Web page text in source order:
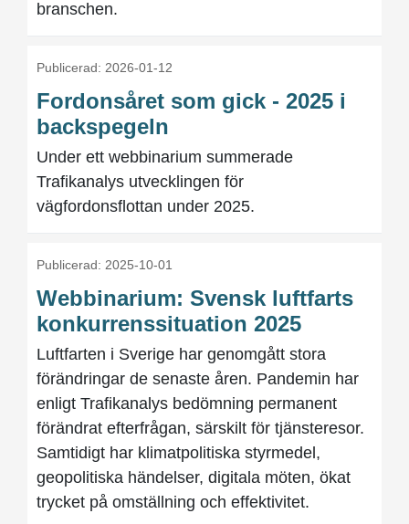
branschen.
Publicerad: 2026-01-12
Fordonsåret som gick - 2025 i
backspegeln
Under ett webbinarium summerade
Trafikanalys utvecklingen för
vägfordonsflottan under 2025.
Publicerad: 2025-10-01
Webbinarium: Svensk luftfarts
konkurrenssituation 2025
Luftfarten i Sverige har genomgått stora
förändringar de senaste åren. Pandemin har
enligt Trafikanalys bedömning permanent
förändrat efterfrågan, särskilt för tjänsteresor.
Samtidigt har klimatpolitiska styrmedel,
geopolitiska händelser, digitala möten, ökat
trycket på omställning och effektivitet.